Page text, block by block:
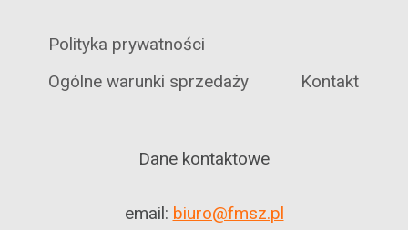
Polityka prywatności
Ogólne warunki sprzedaży
Kontakt
Dane kontaktowe
email: biuro@fmsz.pl